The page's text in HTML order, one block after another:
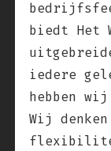
biedt Het
iedere
hebben
Wij